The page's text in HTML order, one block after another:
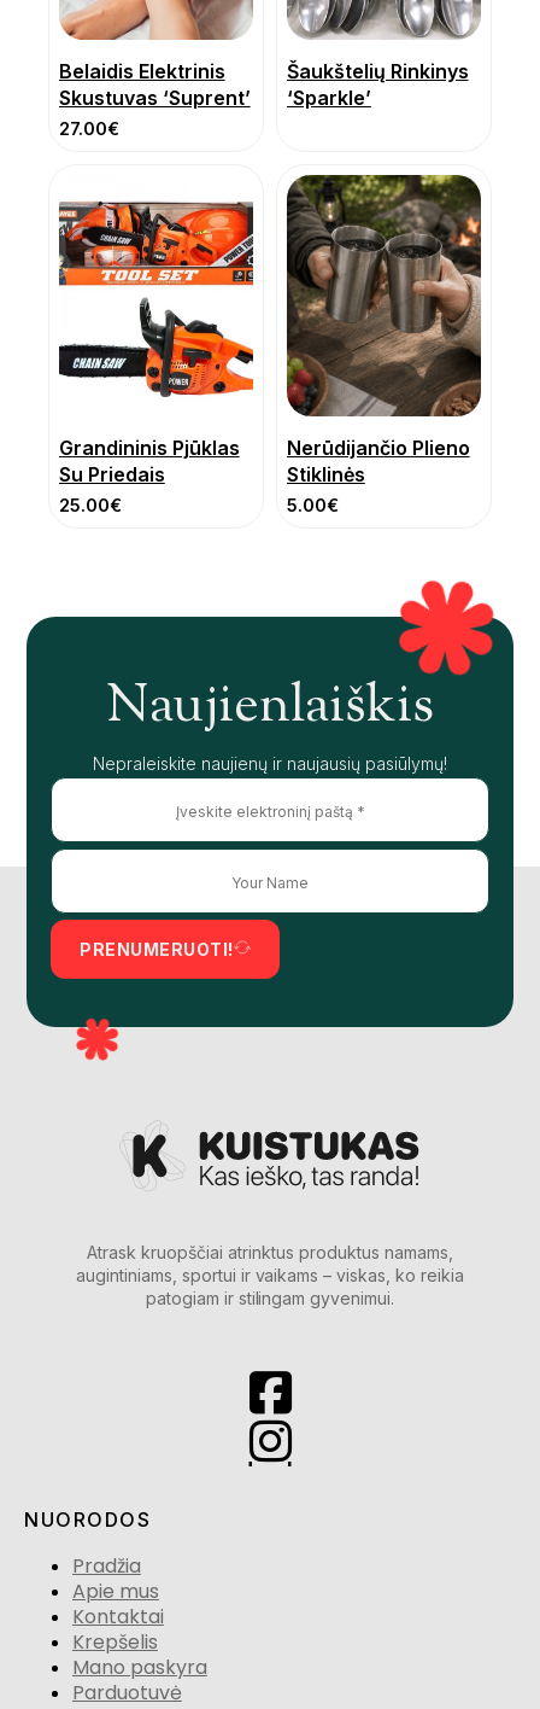
Belaidis Elektrinis
Skustuvas ‘Suprent’
27.00€
Šaukštelių Rinkinys
‘Sparkle’
Grandininis Pjūklas
Su Priedais
25.00€
Nerūdijančio Plieno
Stiklinės
5.00€
Naujienlaiškis
Nepraleiskite naujienų ir naujausių pasiūlymų!
PRENUMERUOTI!
Atrask kruopščiai atrinktus produktus namams,
augintiniams, sportui ir vaikams – viskas, ko reikia
patogiam ir stilingam gyvenimui.
NUORODOS
Pradžia
Apie mus
Kontaktai
Krepšelis
Mano paskyra
Parduotuvė